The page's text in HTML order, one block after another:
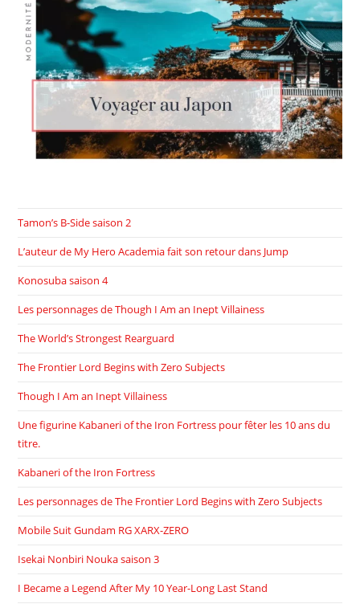
Tamon’s B-Side saison 2
L’auteur de My Hero Academia fait son retour dans Jump
Konosuba saison 4
Les personnages de Though I Am an Inept Villainess
The World’s Strongest Rearguard
The Frontier Lord Begins with Zero Subjects
Though I Am an Inept Villainess
Une figurine Kabaneri of the Iron Fortress pour fêter les 10 ans du
titre.
Kabaneri of the Iron Fortress
Les personnages de The Frontier Lord Begins with Zero Subjects
Mobile Suit Gundam RG XARX-ZERO
Isekai Nonbiri Nouka saison 3
I Became a Legend After My 10 Year-Long Last Stand